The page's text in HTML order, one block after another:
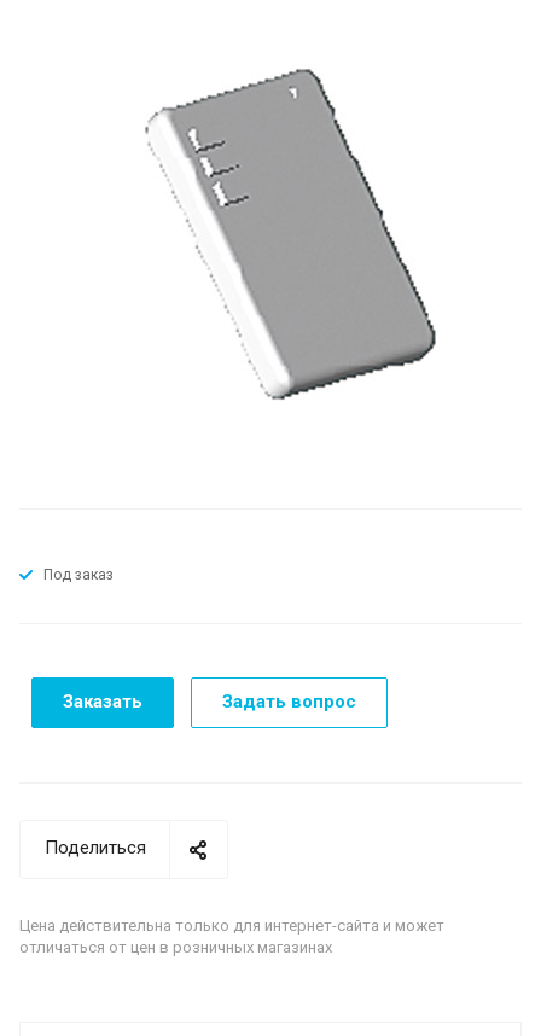
Под заказ
Заказать Задать вопрос
Поделиться
Цена действительна только для интернет-сайта и может
отличаться от цен в розничных магазинах